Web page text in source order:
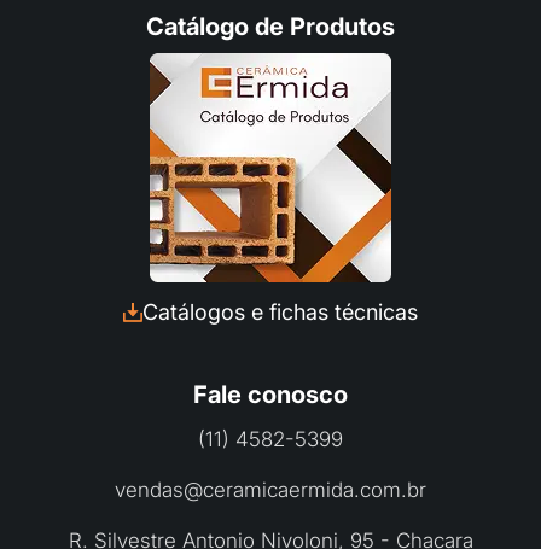
Fale com a Ceramica Ermida
Preencha seus dados e converse com a
nossa equipe pelo Whatsapp:
Catálogo de Produtos
Catálogos e fichas técnicas
Fale conosco
(11) 4582-5399
vendas@ceramicaermida.com.br
R. Silvestre Antonio Nivoloni, 95 - Chacara